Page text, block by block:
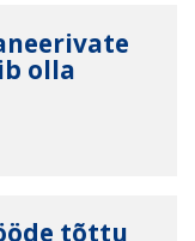
olla
tõttu